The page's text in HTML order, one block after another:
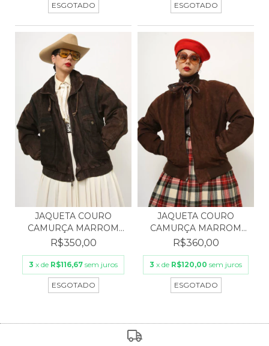
ESGOTADO ESGOTADO
JAQUETA COURO
CAMURÇA MARROM
FORRADA ACN...
R$350,00
3 x de R$116,67 sem juros
ESGOTADO
JAQUETA COURO
CAMURÇA MARROM
FORRO MATEL...
R$360,00
3 x de R$120,00 sem juros
ESGOTADO